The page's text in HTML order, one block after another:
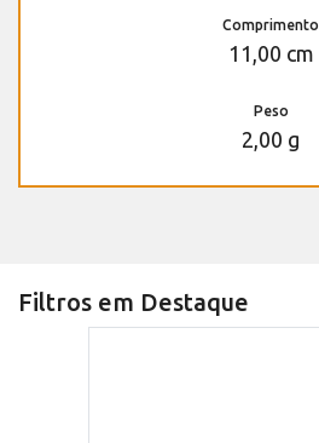
Comprimento
11,00 cm
Peso
2,00 g
Filtros em Destaque